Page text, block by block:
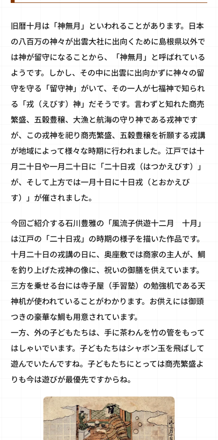
旧暦十月は「神無月」といわれることがあります。日本
の八百万の神々が出雲大社に出向くために島根県以外で
は神が留守になることから、「神無月」と呼ばれている
ようです。しかし、その中に出雲に出向かずに神々の留
守を守る「留守神」がいて、その一人が七福神で知られ
る「戎（えびす）神」だそうです。言わずと知れた商売
繁盛、五穀豊穣、大漁と航海の守り神である戎神です
が、この戎神を祀り商売繁盛、五穀豊穣を祈願する戎講
が地域によって様々な時期に行われました。江戸では十
月二十日や一月二十日に「二十日戎（はつかえびす）」
が、そして上方では一月十日に十日戎（とおかえび
す）」が催されました。
今回ご紹介する石川豊雅の「風流子供遊十二月 十月」
は江戸の「二十日戎」の時期の様子を描いた作品です。
十月二十日の戎講の日に、奥座敷では商家の主人が、鯛
を釣り上げた戎神の像に、祝いの御膳を供えています。
三方を乗せる台には寺子屋（手習塾）の勉強机である天
神机が使われていることがわかります。お供えには御頭
つきの豪華な鯛も用意されています。
一方、外の子どもたちは、手に茶わんを竹の管をもって
はしゃいでいます。子どもたちはシャボン玉を飛ばして
遊んでいたんですね。子どもたちにとっては商売繁盛よ
りも今は遊びが最優先ですからね。